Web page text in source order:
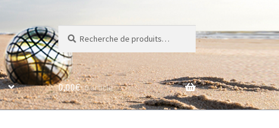
Recherche
pour :
Recherche
0,00€ 0 article